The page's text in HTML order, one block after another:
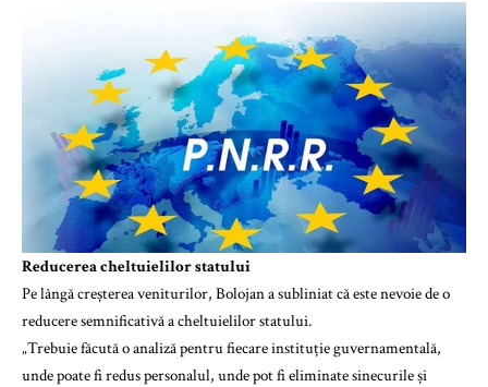
Reducerea cheltuielilor statului
Pe lângă creșterea veniturilor, Bolojan a subliniat că este nevoie de o
reducere semnificativă a cheltuielilor statului.
„Trebuie făcută o analiză pentru fiecare instituție guvernamentală,
unde poate fi redus personalul, unde pot fi eliminate sinecurile și